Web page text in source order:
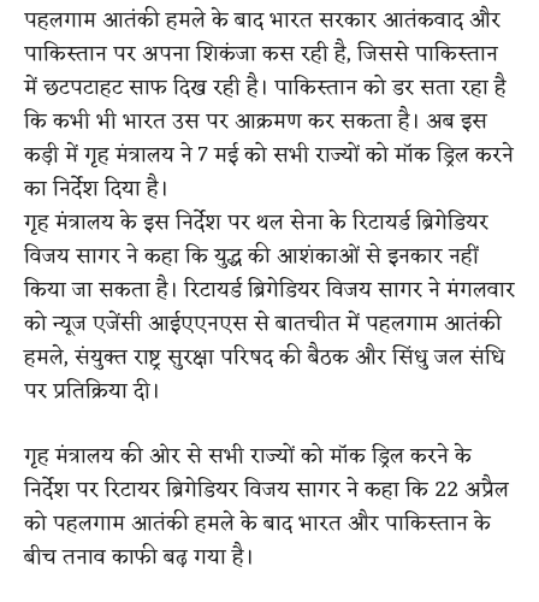
पहलगाम आतंकी हमले के बाद भारत सरकार आतंकवाद और
पाकिस्तान पर अपना शिकंजा कस रही है, जिससे पाकिस्तान
में छटपटाहट साफ दिख रही है। पाकिस्तान को डर सता रहा है
कि कभी भी भारत उस पर आक्रमण कर सकता है। अब इस
कड़ी में गृह मंत्रालय ने 7 मई को सभी राज्यों को मॉक ड्रिल करने
का निर्देश दिया है।
गृह मंत्रालय के इस निर्देश पर थल सेना के रिटायर्ड ब्रिगेडियर
विजय सागर ने कहा कि युद्ध की आशंकाओं से इनकार नहीं
किया जा सकता है। रिटायर्ड ब्रिगेडियर विजय सागर ने मंगलवार
को न्यूज एजेंसी आईएएनएस से बातचीत में पहलगाम आतंकी
हमले, संयुक्त राष्ट्र सुरक्षा परिषद की बैठक और सिंधु जल संधि
पर प्रतिक्रिया दी।
गृह मंत्रालय की ओर से सभी राज्यों को मॉक ड्रिल करने के
निर्देश पर रिटायर ब्रिगेडियर विजय सागर ने कहा कि 22 अप्रैल
को पहलगाम आतंकी हमले के बाद भारत और पाकिस्तान के
बीच तनाव काफी बढ़ गया है।